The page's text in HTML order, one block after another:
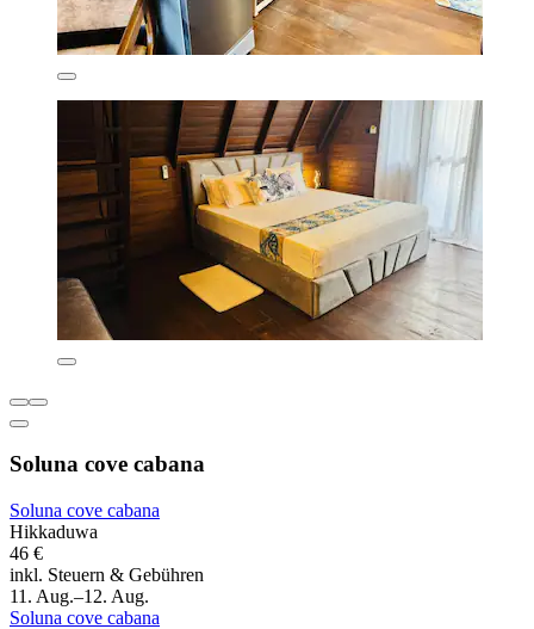
Soluna cove cabana
Soluna cove cabana
Hikkaduwa
46 €
inkl. Steuern & Gebühren
11. Aug.–12. Aug.
Soluna cove cabana